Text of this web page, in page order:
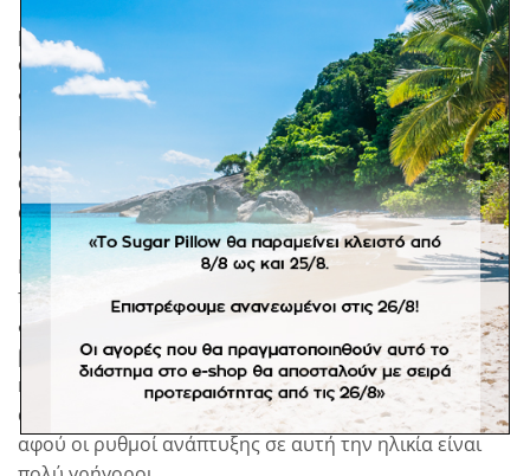
μεγάλος πονοκέφαλος για τα παιδιά. Κάθε παιδάκι έχει
άλλους ρυθμούς ανάπτυξης και τα βαπτιστικά ρούχα
δεν ακολουθούν πάντα τα στάνταρ των ρούχων.
Επίσης με τα παπουτσάκια τι κάνουμε; Αν το μωρό
ακόμα δεν περπατά τι κάνουμε; Αγοράζουμε παπούτσι
αγκαλιάς ή των πρώτων βημάτων προκειμένου να το
φορέσει αμέσως μετά;
Καλό είναι να επιλέξετε ένα κατάστημα βαπτιστικών
που ράβει τα ρουχαλάκια custom, δηλαδή πάνω στις
διαστάσεις του παιδιού, προκειμένου τη μέρα της
βάπτισης το ρουχαλάκι να κάθεται πάνω του πολύ
καλά. Το ίδιο ισχύει και για το παπουτσάκια, συνήθως
αγοράζουμε το παπούτσι αφήνοντας έναν «αέρα»
αφού οι ρυθμοί ανάπτυξης σε αυτή την ηλικία είναι